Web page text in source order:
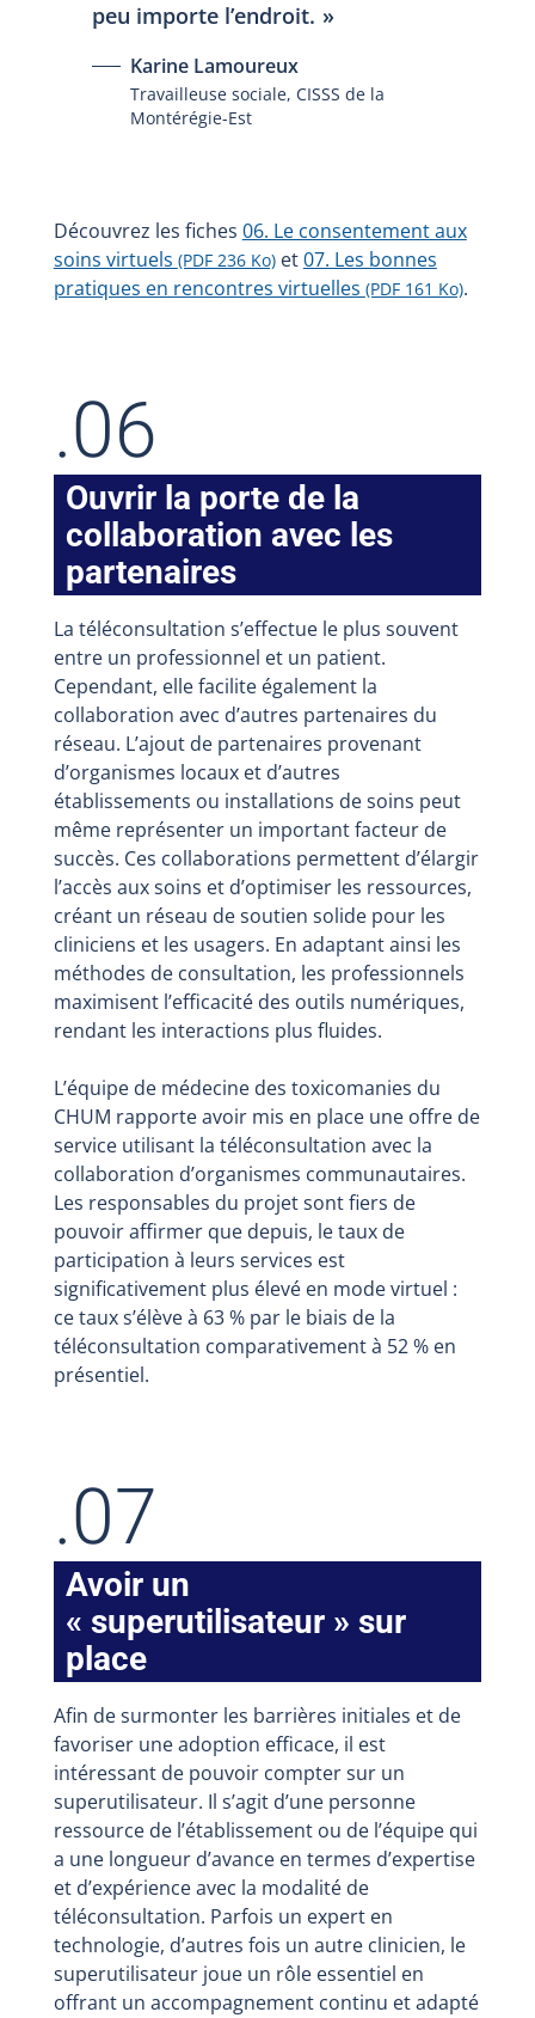
peu importe l’endroit.
Karine Lamoureux
Travailleuse sociale, CISSS de la
Montérégie-Est
Découvrez les fiches 06. Le consentement aux
soins virtuels (PDF 236 Ko)et07. Les bonnes
pratiques en rencontres virtuelles (PDF 161 Ko).
.06
Ouvrir la porte de la
collaboration avec les
partenaires
La téléconsultation s’effectue le plus souvent
entre un professionnel et un patient.
Cependant, elle facilite également la
collaboration avec d’autres partenaires du
réseau. L’ajout de partenaires provenant
d’organismes locaux et d’autres
établissements ou installations de soins peut
même représenter un important facteur de
succès. Ces collaborations permettent d’élargir
l’accès aux soins et d’optimiser les ressources,
créant un réseau de soutien solide pour les
cliniciens et les usagers. En adaptant ainsi les
méthodes de consultation, les professionnels
maximisent l’efficacité des outils numériques,
rendant les interactions plus fluides.
L’équipe de médecine des toxicomanies du
CHUM rapporte avoir mis en place une offre de
service utilisant la téléconsultation avec la
collaboration d’organismes communautaires.
Les responsables du projet sont fiers de
pouvoir affirmer que depuis, le taux de
participation à leurs services est
significativement plus élevé en mode virtuel :
ce taux s’élève à 63 % par le biais de la
téléconsultation comparativement à 52 % en
présentiel.
.07
Avoir un
« superutilisateur » sur
place
Afin de surmonter les barrières initiales et de
favoriser une adoption efficace, il est
intéressant de pouvoir compter sur un
superutilisateur. Il s’agit d’une personne
ressource de l’établissement ou de l’équipe qui
a une longueur d’avance en termes d’expertise
et d’expérience avec la modalité de
téléconsultation. Parfois un expert en
technologie, d’autres fois un autre clinicien, le
superutilisateur joue un rôle essentiel en
offrant un accompagnement continu et adapté